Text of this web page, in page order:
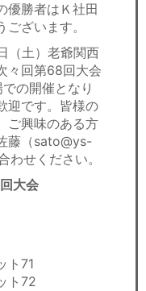
優勝者はＫ社田
ざいます。
（土）老爺関西
々回第68回大会
の開催となり
迎です。皆様の
ご興味のある方
藤（sato@ys-
せください。
大会
71
72